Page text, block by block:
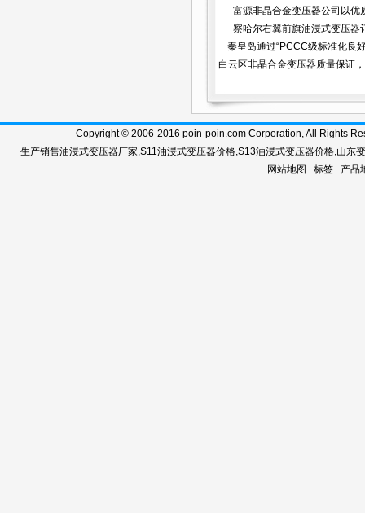
富源非晶合金变压器公司以优
察哈尔右翼前旗油浸式变压器
秦皇岛通过“PCCC级标准化良
白云区非晶合金变压器质量保证
Copyright © 2006-2016 poin-poin.com Corporation, All Rights
生产销售油浸式变压器厂家,S11油浸式变压器价格,S13油浸式变压器价格,山东
网站地图
标签 产品